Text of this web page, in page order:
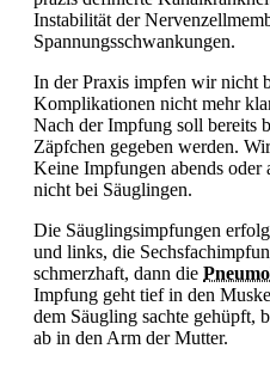
Instabilität der
Spannungsschwankungen.
In der Praxis impfen wir nicht
Komplikationen nicht mehr
Nach der Impfung soll bereits
Zäpfchen gegeben werden.
Keine Impfungen abends oder
nicht bei Säuglingen.
Die Säuglingsimpfungen
und links, die
schmerzhaft, dann die
Impfung geht tief in den
dem Säugling sachte gehüpft,
ab in den Arm der Mutter.